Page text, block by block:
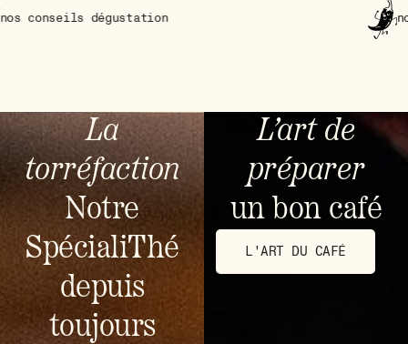
dégustation nos
La
torréfaction
Notre
SpécialiThé
depuis
toujours
L’art de
préparer
un bon café
L'ART DU CAFÉ